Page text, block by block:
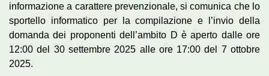
informazione a carattere prevenzionale, si comunica che lo
sportello informatico per la compilazione e l’invio della
domanda dei proponenti dell’ambito D è aperto dalle ore
12:00 del 30 settembre 2025 alle ore 17:00 del 7 ottobre
2025.